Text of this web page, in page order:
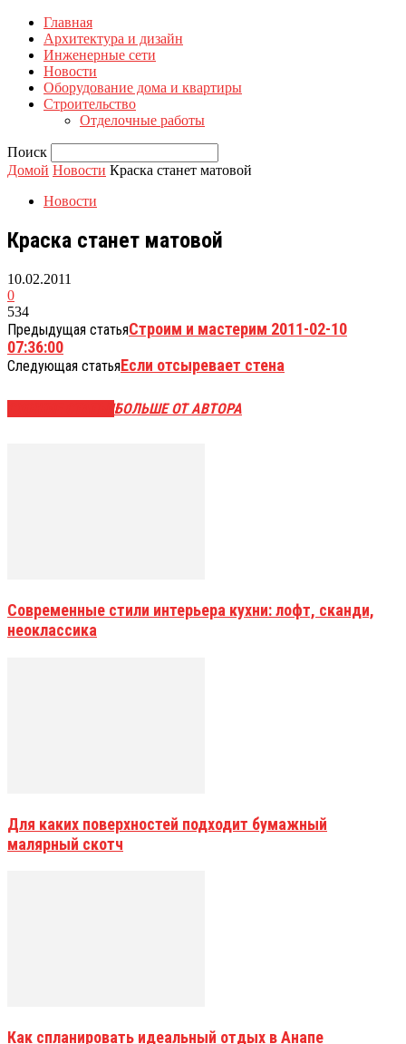
Главная
Архитектура и дизайн
Инженерные сети
Новости
Оборудование дома и квартиры
Строительство
Отделочные работы
Поиск
Домой Новости Краска станет матовой
Новости
Краска станет матовой
10.02.2011
0
534
Предыдущая статьяCтроим и мастерим 2011-02-10
07:36:00
Следующая статьяЕсли отсыревает стена
БОЛЬШЕ ОТ АВТОРА
Современные стили интерьера кухни: лофт, сканди,
неоклассика
Для каких поверхностей подходит бумажный
малярный скотч
Как спланировать идеальный отдых в Анапе